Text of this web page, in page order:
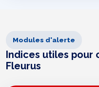
Modules d'alerte
Indices utiles pour
Fleurus